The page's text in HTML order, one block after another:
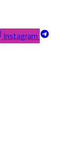
Instagram